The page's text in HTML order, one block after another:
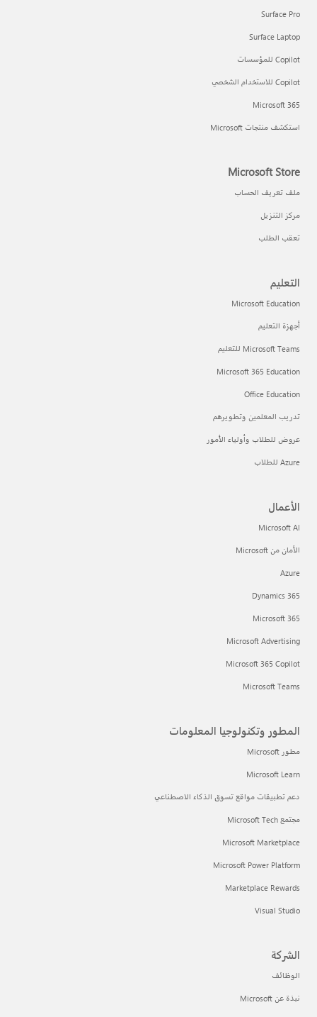
Surface Pro
Surface Laptop
Copilot للمؤسسات
Copilot للاستخدام الشخصي
Microsoft 365
استكشف منتجات Microsoft
Microsoft Store
ملف تعريف الحساب
مركز التنزيل
تعقب الطلب
التعليم
Microsoft Education
أجهزة التعليم
Microsoft Teams للتعليم
Microsoft 365 Education
Office Education
تدريب المعلمين وتطويرهم
عروض للطلاب وأولياء الأمور
Azure للطلاب
الأعمال
Microsoft AI
الأمان من Microsoft
Azure
Dynamics 365
Microsoft 365
Microsoft Advertising
Microsoft 365 Copilot
Microsoft Teams
المطور وتكنولوجيا المعلومات
مطور Microsoft
Microsoft Learn
دعم تطبيقات مواقع تسوق الذكاء الاصطناعي
مجتمع Microsoft Tech
Microsoft Marketplace
Microsoft Power Platform
Marketplace Rewards
Visual Studio
الشركة
الوظائف
نبذة عن Microsoft